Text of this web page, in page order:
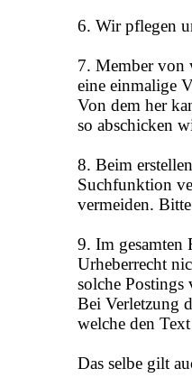
6. Wir pflegen
7. Member von
eine einmalige
Von dem her
so abschicken
8. Beim
Suchfunktion
vermeiden.
9. Im gesamten
Urheberrecht
solche
Bei Verletzung
welche den
Das selbe gilt